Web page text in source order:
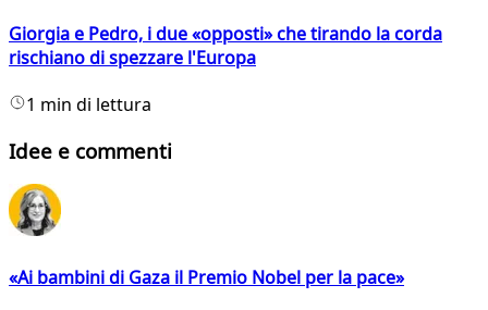
Giorgia e Pedro, i due «opposti» che tirando la corda
rischiano di spezzare l'Europa
1 min di lettura
Idee e commenti
«Ai bambini di Gaza il Premio Nobel per la pace»